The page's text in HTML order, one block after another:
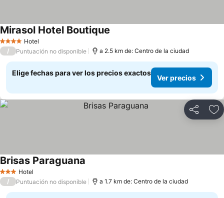
4 EstrellasHotel
Mirasol Hotel Boutique
/ Puntuación no disponible a 2.5 km de: Centro de la ciudad
Elige fechas para ver los precios exactos
Ver precios
Compartir
3 Estrellas
Hotel
Brisas Paraguana
/ Puntuación no disponible a 1.7 km de: Centro de la ciudad